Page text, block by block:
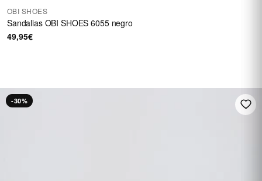
OBI SHOES
Sandalias OBI SHOES 6055 negro
49,95€
-30%